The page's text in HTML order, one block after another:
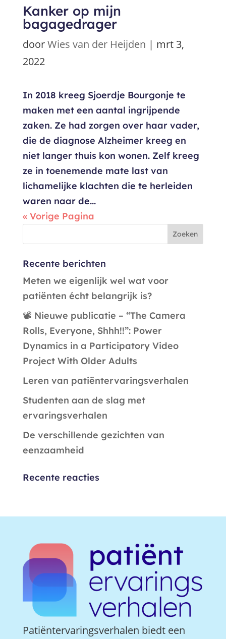
Kanker op mijn
bagagedrager
doorWies van der Heijden | mrt 3,
2022
In 2018 kreeg Sjoerdje Bourgonje te
maken met een aantal ingrijpende
zaken. Ze had zorgen over haar vader,
die de diagnose Alzheimer kreeg en
niet langer thuis kon wonen. Zelf kreeg
ze in toenemende mate last van
lichamelijke klachten die te herleiden
waren naar de...
« Vorige Pagina
Recente berichten
Meten we eigenlijk wel wat voor
patiënten écht belangrijk is?
📽️ Nieuwe publicatie – “The Camera
Rolls, Everyone, Shhh!!”: Power
Dynamics in a Participatory Video
Project With Older Adults
Leren van patiëntervaringsverhalen
Studenten aan de slag met
ervaringsverhalen
De verschillende gezichten van
eenzaamheid
Recente reacties
Patiëntervaringsverhalen biedt een